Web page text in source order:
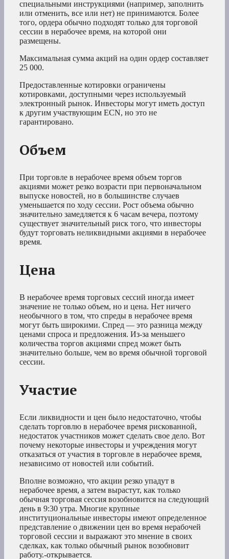
специальными инструкциями (например, заполнить
или отменить, все или нет) не принимаются. Более
того, ордера обычно подходят только для торговой
сессии в нерабочее время, на которой они
размещены.
Максимальная сумма акций на один ордер составляет
25 000.
Предоставленные котировки ограничены
котировками, доступными через используемый
электронный рынок. Инвесторы могут иметь доступ
к другим участвующим ECN, но это не
гарантировано.
Объем
При торговле в нерабочее время объем торгов
акциями может резко возрасти при первоначальном
выпуске новостей, но в большинстве случаев
уменьшается по ходу сессии. Рост объема обычно
значительно замедляется к 6 часам вечера, поэтому
существует значительный риск того, что инвесторы
будут торговать неликвидными акциями в нерабочее
время.
Цена
В нерабочее время торговых сессий иногда имеет
значение не только объем, но и цена. Нет ничего
необычного в том, что спреды в нерабочее время
могут быть широкими. Спред — это разница между
ценами спроса и предложения. Из-за меньшего
количества торгов акциями спред может быть
значительно больше, чем во время обычной торговой
сессии.
Участие
Если ликвидности и цен было недостаточно, чтобы
сделать торговлю в нерабочее время рискованной,
недостаток участников может сделать свое дело. Вот
почему некоторые инвесторы и учреждения могут
отказаться от участия в торговле в нерабочее время,
независимо от новостей или событий.
Вполне возможно, что акции резко упадут в
нерабочее время, а затем вырастут, как только
обычная торговая сессия возобновится на следующий
день в 9:30 утра. Многие крупные
институциональные инвесторы имеют определенное
представление о движении цен во время нерабочей
торговой сессии и выражают это мнение в своих
сделках, как только обычный рынок возобновит
работу.-открывается.